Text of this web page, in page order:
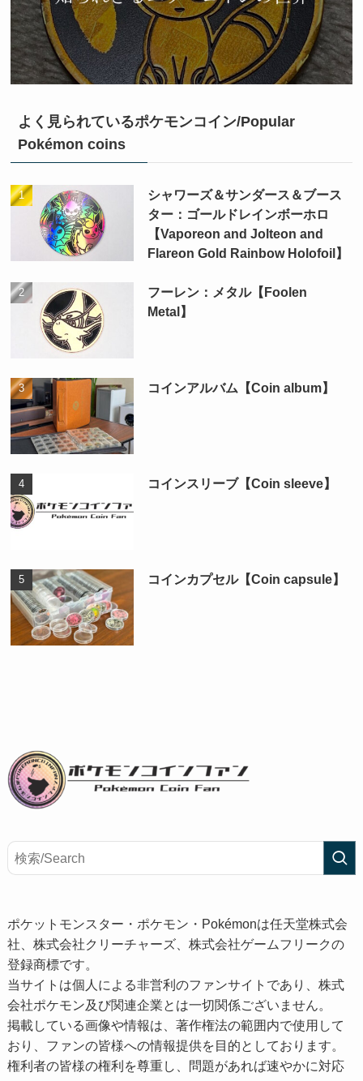
よく見られているポケモンコイン/Popular
Pokémon coins
シャワーズ＆サンダース＆ブース
ター：ゴールドレインボーホロ
【Vaporeon and Jolteon and
Flareon Gold Rainbow Holofoil】
フーレン：メタル【Foolen
Metal】
コインアルバム【Coin album】
コインスリーブ【Coin sleeve】
コインカプセル【Coin capsule】
ポケットモンスター・ポケモン・Pokémonは任天堂株式会
社、株式会社クリーチャーズ、株式会社ゲームフリークの
登録商標です。
当サイトは個人による非営利のファンサイトであり、株式
会社ポケモン及び関連企業とは一切関係ございません。
掲載している画像や情報は、著作権法の範囲内で使用して
おり、ファンの皆様への情報提供を目的としております。
権利者の皆様の権利を尊重し、問題があれば速やかに対応